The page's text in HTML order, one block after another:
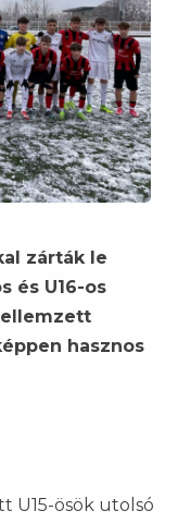
zárták le
és U16-os
hasznos
U15-ösök utolsó